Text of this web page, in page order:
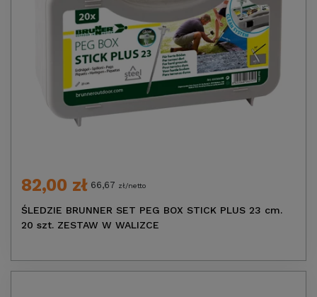
82,00 zł 66,67 zł/netto
ŚLEDZIE BRUNNER SET PEG BOX STICK PLUS 23 cm.
20 szt. ZESTAW W WALIZCE